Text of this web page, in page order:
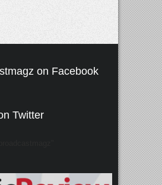
on Facebook
Twitter